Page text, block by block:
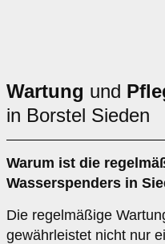
Wartung und
in Borstel Sieden
Warum ist die
Wasserspenders in
Die regelmäßige
gewährleistet nicht nur